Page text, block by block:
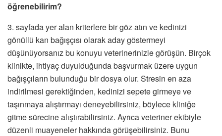
öğrenebilirim?
3. sayfada yer alan kriterlere bir göz atın ve kedinizi
gönüllü kan bağışçısı olarak aday göstermeyi
düşünüyorsanız bu konuyu veterinerinizle görüşün. Birçok
klinikte, ihtiyaç duyulduğunda başvurmak üzere uygun
bağışçıların bulunduğu bir dosya olur. Stresin en aza
indirilmesi gerektiğinden, kedinizi sepete girmeye ve
taşınmaya alıştırmayı deneyebilirsiniz, böylece kliniğe
gitme sürecine alıştırabilirsiniz. Ayrıca veteriner ekibiyle
düzenli muayeneler hakkında görüşebilirsiniz. Bunu